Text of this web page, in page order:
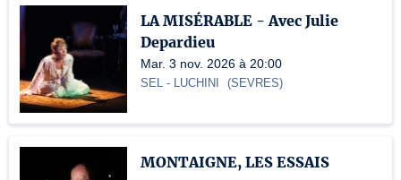
LA MISÉRABLE - Avec Julie
Depardieu
Mar. 3 nov. 2026 à 20:00
SEL - LUCHINI (SEVRES)
MONTAIGNE, LES ESSAIS